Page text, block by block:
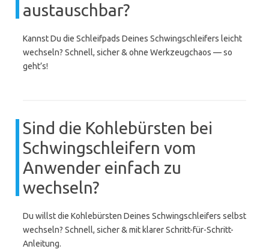
austauschbar?
Kannst Du die Schleifpads Deines Schwingschleifers leicht
wechseln? Schnell, sicher & ohne Werkzeugchaos — so
geht’s!
Sind die Kohlebürsten bei
Schwingschleifern vom
Anwender einfach zu
wechseln?
Du willst die Kohlebürsten Deines Schwingschleifers selbst
wechseln? Schnell, sicher & mit klarer Schritt-für-Schritt-
Anleitung.